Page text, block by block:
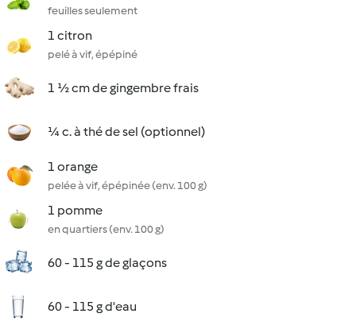
feuilles seulement
1 citron
pelé à vif, épépiné
1 ½ cm de gingembre frais
¼ c. à thé de sel (optionnel)
1 orange
pelée à vif, épépinée (env. 100 g)
1 pomme
en quartiers (env. 100 g)
60 - 115 g de glaçons
60 - 115 g d'eau